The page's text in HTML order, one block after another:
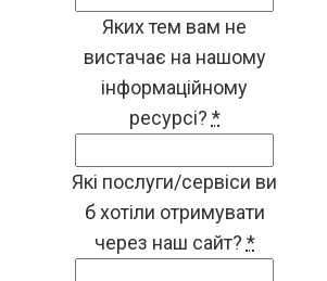
Яких тем вам не
вистачає на нашому
інформаційному
ресурсі? *
Які послуги/сервіси ви
б хотіли отримувати
через наш сайт? *